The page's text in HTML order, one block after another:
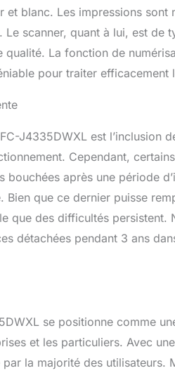
blanc. Les impressions sont
scanner, quant à lui, est de
qualité. La fonction de
pour traiter efficacement
J4335DWXL est l’inclusion
Cependant,
bouchées après une période
que ce dernier puisse
que des difficultés persistent.
détachées pendant 3 ans
se positionne comme
et les particuliers. Avec
la majorité des utilisateurs.